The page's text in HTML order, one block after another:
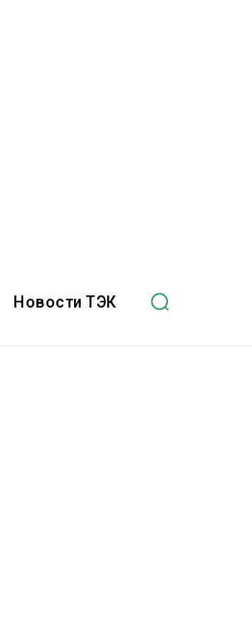
Новости ТЭК